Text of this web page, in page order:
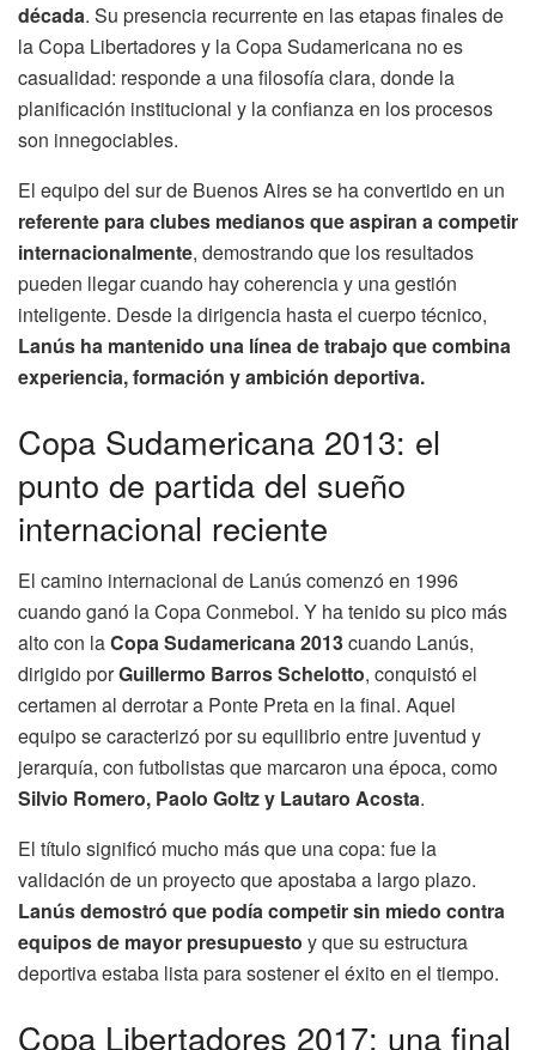
década. Su presencia recurrente en las etapas finales de
la Copa Libertadores y la Copa Sudamericana no es
casualidad: responde a una filosofía clara, donde la
planificación institucional y la confianza en los procesos
son innegociables.
El equipo del sur de Buenos Aires se ha convertido en un
referente para clubes medianos que aspiran a competir
internacionalmente, demostrando que los resultados
pueden llegar cuando hay coherencia y una gestión
inteligente. Desde la dirigencia hasta el cuerpo técnico,
Lanús ha mantenido una línea de trabajo que combina
experiencia, formación y ambición deportiva.
Copa Sudamericana 2013: el
punto de partida del sueño
internacional reciente
El camino internacional de Lanús comenzó en 1996
cuando ganó la Copa Conmebol. Y ha tenido su pico más
alto con laCopa Sudamericana 2013cuando Lanús,
dirigido porGuillermo Barros Schelotto, conquistó el
certamen al derrotar a Ponte Preta en la final. Aquel
equipo se caracterizó por su equilibrio entre juventud y
jerarquía, con futbolistas que marcaron una época, como
Silvio Romero, Paolo Goltz y Lautaro Acosta.
El título significó mucho más que una copa: fue la
validación de un proyecto que apostaba a largo plazo.
Lanús demostró que podía competir sin miedo contra
equipos de mayor presupuesto y que su estructura
deportiva estaba lista para sostener el éxito en el tiempo.
Copa Libertadores 2017: una final